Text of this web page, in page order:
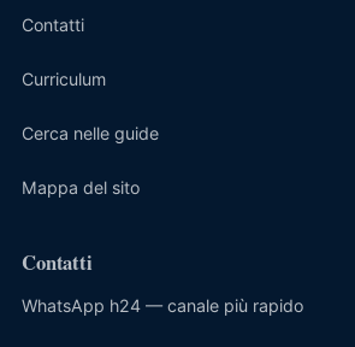
Contatti
Curriculum
Cerca nelle guide
Mappa del sito
Contatti
WhatsApp h24 — canale più rapido